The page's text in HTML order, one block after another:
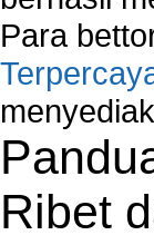
Para
Ribet